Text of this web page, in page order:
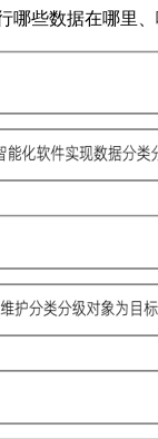
哪些数据在哪里